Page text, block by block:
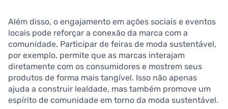
Além disso, o engajamento em ações sociais e eventos
locais pode reforçar a conexão da marca com a
comunidade. Participar de feiras de moda sustentável,
por exemplo, permite que as marcas interajam
diretamente com os consumidores e mostrem seus
produtos de forma mais tangível. Isso não apenas
ajuda a construir lealdade, mas também promove um
espírito de comunidade em torno da moda sustentável.